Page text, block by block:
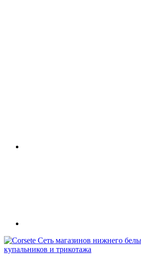
Сеть магазинов нижнего
купальников и трикотажа